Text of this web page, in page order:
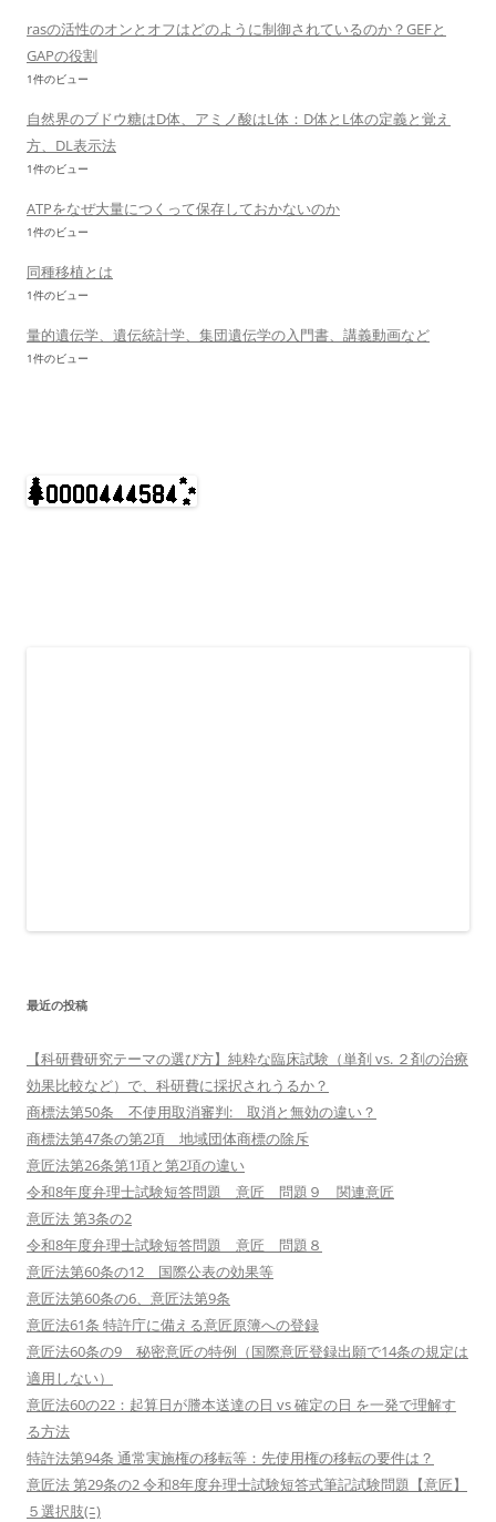
rasの活性のオンとオフはどのように制御されているのか？GEFと
GAPの役割
1件のビュー
自然界のブドウ糖はD体、アミノ酸はL体：D体とL体の定義と覚え
方、DL表示法
1件のビュー
ATPをなぜ大量につくって保存しておかないのか
1件のビュー
同種移植とは
1件のビュー
量的遺伝学、遺伝統計学、集団遺伝学の入門書、講義動画など
1件のビュー
最近の投稿
【科研費研究テーマの選び方】純粋な臨床試験（単剤 vs. ２剤の治療
効果比較など）で、科研費に採択されうるか？
商標法第50条 不使用取消審判: 取消と無効の違い？
商標法第47条の第2項 地域団体商標の除斥
意匠法第26条第1項と第2項の違い
令和8年度弁理士試験短答問題 意匠 問題９ 関連意匠
意匠法 第3条の2
令和8年度弁理士試験短答問題 意匠 問題８
意匠法第60条の12 国際公表の効果等
意匠法第60条の6、意匠法第9条
意匠法61条 特許庁に備える意匠原簿への登録
意匠法60条の9 秘密意匠の特例（国際意匠登録出願で14条の規定は
適用しない）
意匠法60の22：起算日が謄本送達の日 vs 確定の日 を一発で理解す
る方法
特許法第94条 通常実施権の移転等：先使用権の移転の要件は？
意匠法 第29条の2 令和8年度弁理士試験短答式筆記試験問題【意匠】
５選択肢(ﾆ)